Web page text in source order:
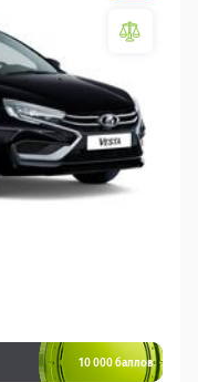
10 000 баллов